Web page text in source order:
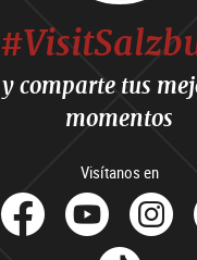
y comparte tus
momentos
Visítanos en